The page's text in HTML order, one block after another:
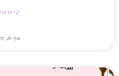
קראו
מאי 18, 2026